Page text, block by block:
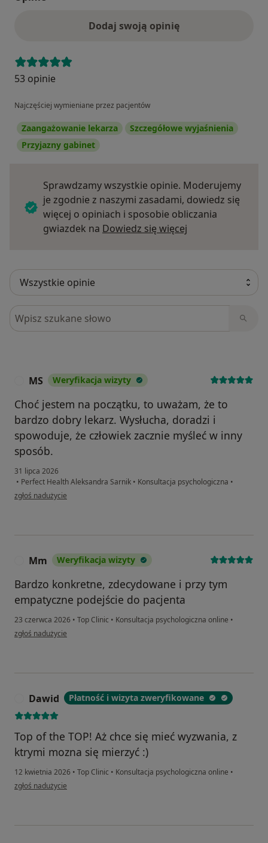
Dodaj swoją opinię
53 opinie
Najczęściej wymieniane przez pacjentów
Zaangażowanie lekarza
Szczegółowe wyjaśnienia
Przyjazny gabinet
Sprawdzamy wszystkie opinie. Moderujemy
je zgodnie z naszymi zasadami, dowiedz się
więcej o opiniach i sposobie obliczania
gwiazdek na Dowiedz się więcej
Szukaj w opiniach
MS Weryfikacja wizyty
Choć jestem na początku, to uważam, że to
bardzo dobry lekarz. Wysłucha, doradzi i
spowoduje, że człowiek zacznie myśleć w inny
sposób.
31 lipca 2026
• Perfect Health Aleksandra Sarnik • Konsultacja psychologiczna •
w opinii użytkownika MS
zgłoś nadużycie
Mm Weryfikacja wizyty
Bardzo konkretne, zdecydowane i przy tym
empatyczne podejście do pacjenta
23 czerwca 2026 • Top Clinic • Konsultacja psychologiczna online •
w opinii użytkownika Mm
zgłoś nadużycie
Dawid Płatność i wizyta zweryfikowane
Top of the TOP! Aż chce się mieć wyzwania, z
ktrymi mozna się mierzyć :)
12 kwietnia 2026 • Top Clinic • Konsultacja psychologiczna online •
w opinii użytkownika Dawid
zgłoś nadużycie